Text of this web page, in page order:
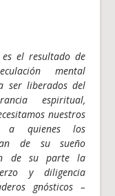
el resultado de
mental
ser liberados del
espiritual,
nuestros
a quienes los
de su sueño
de su parte la
y diligencia
gnósticos –